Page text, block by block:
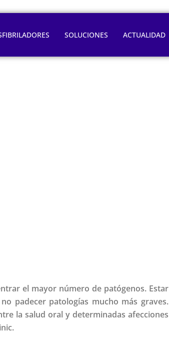
SOLUCIONES ACTUALIDAD
el mayor número de patógenos. Estar
padecer patologías mucho más graves.
la salud oral y determinadas afecciones